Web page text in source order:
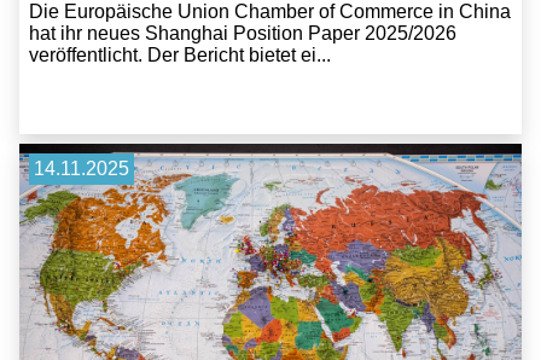
Die Europäische Union Chamber of Commerce in China
hat ihr neues Shanghai Position Paper 2025/2026
veröffentlicht. Der Bericht bietet ei...
14.11.2025